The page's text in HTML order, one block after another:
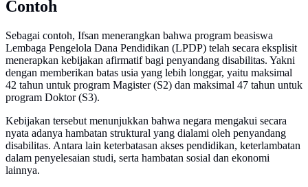
Contoh
Sebagai contoh, Ifsan menerangkan bahwa program beasiswa
Lembaga Pengelola Dana Pendidikan (LPDP) telah secara eksplisit
menerapkan kebijakan afirmatif bagi penyandang disabilitas. Yakni
dengan memberikan batas usia yang lebih longgar, yaitu maksimal
42 tahun untuk program Magister (S2) dan maksimal 47 tahun untuk
program Doktor (S3).
Kebijakan tersebut menunjukkan bahwa negara mengakui secara
nyata adanya hambatan struktural yang dialami oleh penyandang
disabilitas. Antara lain keterbatasan akses pendidikan, keterlambatan
dalam penyelesaian studi, serta hambatan sosial dan ekonomi
lainnya.